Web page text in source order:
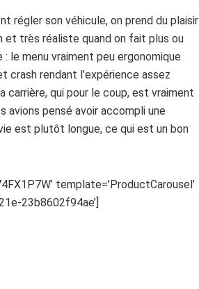
régler son véhicule, on prend du plaisir
et très réaliste quand on fait plus ou
le menu vraiment peu ergonomique
crash rendant l’expérience assez
qui pour le coup, est vraiment
avions pensé avoir accompli une
est plutôt longue, ce qui est un bon
template=’ProductCarousel’
23b8602f94ae’]